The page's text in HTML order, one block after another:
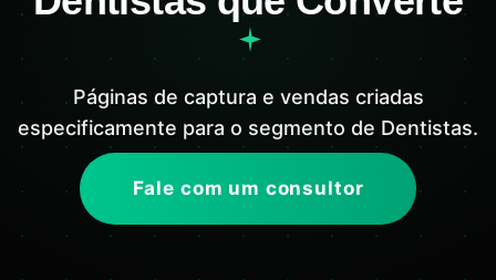
Páginas de captura e vendas criadas
especificamente para o segmento de Dentistas.
Fale com um consultor